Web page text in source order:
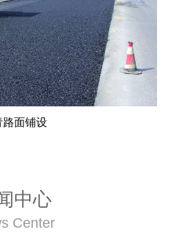
路面铺设
中心
Center